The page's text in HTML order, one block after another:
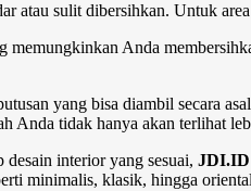
atau sulit dibersihkan. Untuk
Anda
yang bisa diambil secara
Anda tidak hanya akan terlihat
interior yang sesuai, JDI.ID
minimalis, klasik, hingga